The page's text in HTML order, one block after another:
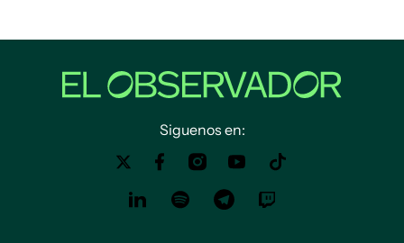
Siguenos en: